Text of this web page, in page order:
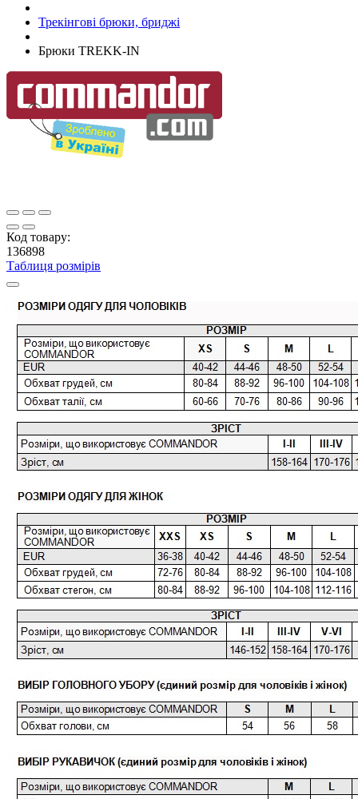
Трекінгові брюки, бриджі
Брюки TREKK-IN
Код товару:
136898
Таблиця розмірів